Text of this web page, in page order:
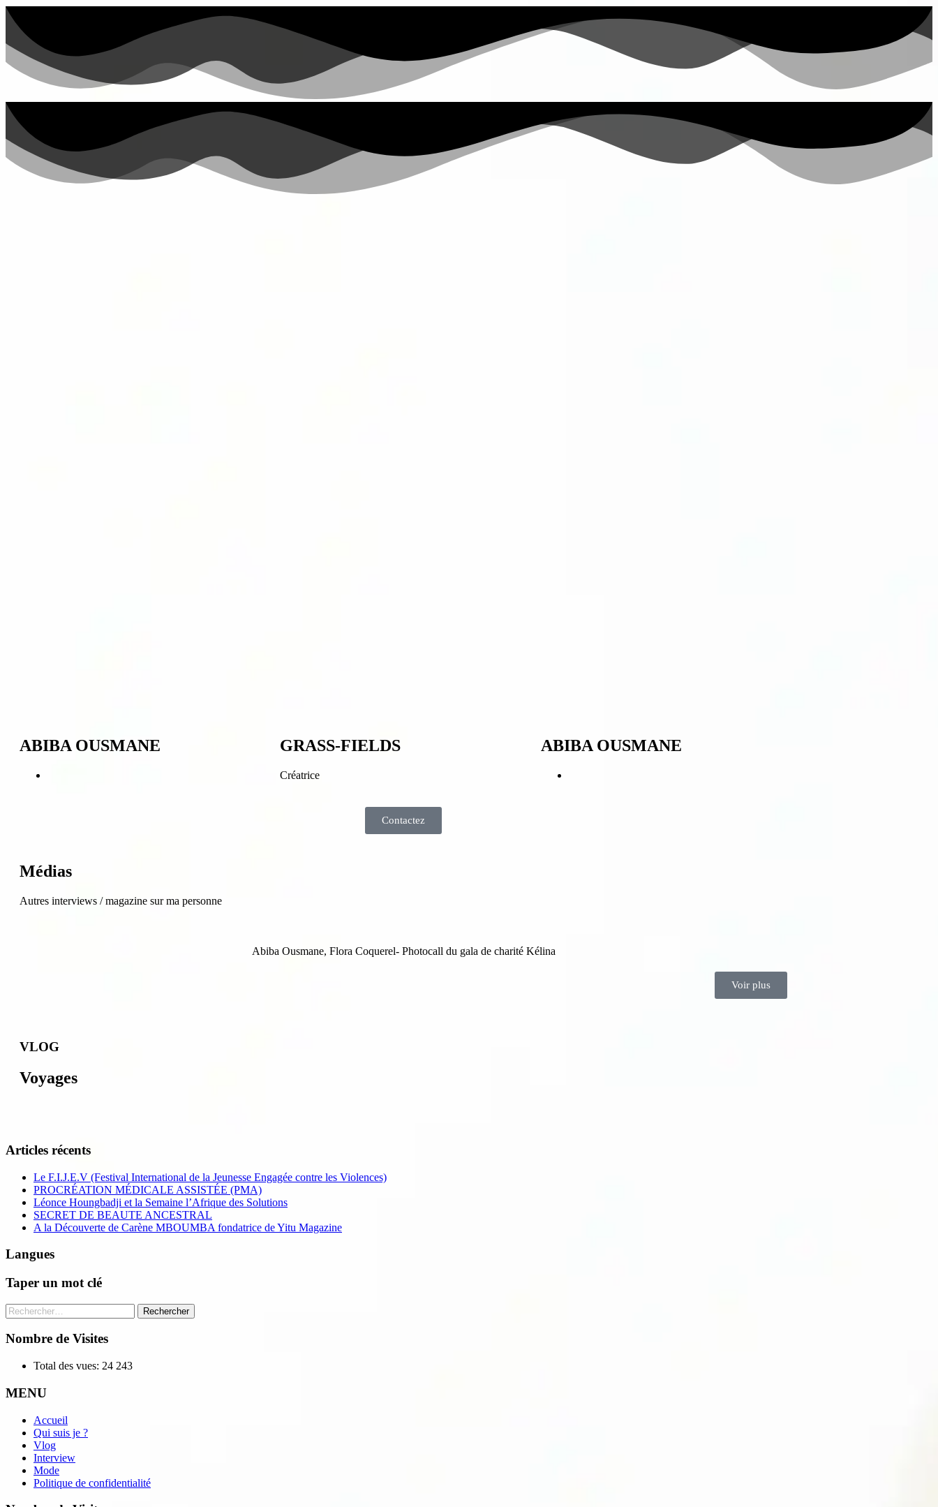
ABIBA OUSMANE GRASS-FIELDS
Créatrice
Contactez
ABIBA OUSMANE
Médias
Autres interviews / magazine sur ma personne
Abiba Ousmane, Flora Coquerel- Photocall du gala de charité Kélina
Voir plus
VLOG
Voyages
Articles récents
Le F.I.J.E.V (Festival International de la Jeunesse Engagée contre les Violences)
PROCRÉATION MÉDICALE ASSISTÉE (PMA)
Léonce Houngbadji et la Semaine l’Afrique des Solutions
SECRET DE BEAUTE ANCESTRAL
A la Découverte de Carène MBOUMBA fondatrice de Yitu Magazine
Langues
Taper un mot clé
Nombre de Visites
Total des vues: 24 243
MENU
Accueil
Qui suis je ?
Vlog
Interview
Mode
Politique de confidentialité